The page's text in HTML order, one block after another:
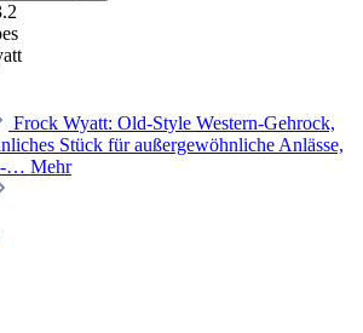
Frock Wyatt: Old-Style Western-Gehrock,
Stück für außergewöhnliche Anlässe,
… Mehr